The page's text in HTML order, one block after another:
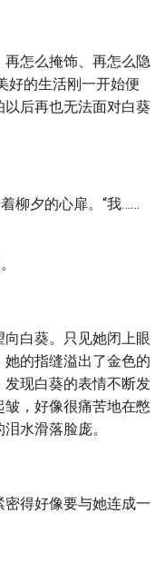
怎么掩饰、再怎么隐
好的生活刚一开始便
后再也无法面对白葵
柳夕的心扉。“我……
白葵。只见她闭上眼
的指缝溢出了金色的
现白葵的表情不断发
，好像很痛苦地在憋
水滑落脸庞。
得好像要与她连成一